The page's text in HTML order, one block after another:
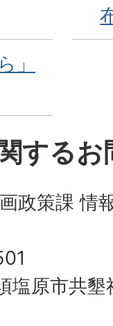
」
する
政策課 情
塩原市共